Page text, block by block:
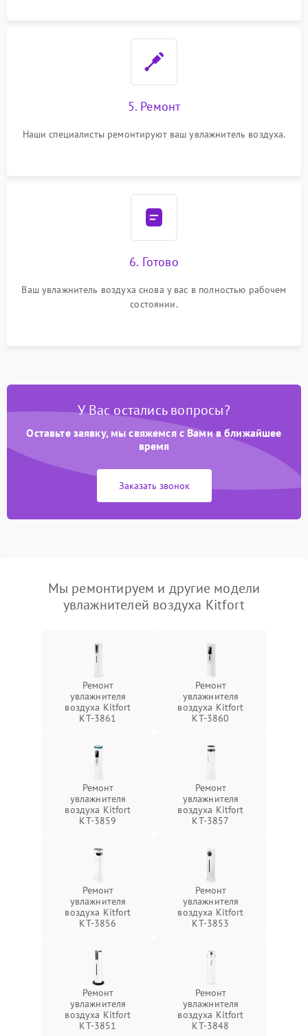
5. Ремонт
Наши специалисты ремонтируют ваш увлажнитель воздуха.
6. Готово
Ваш увлажнитель воздуха снова у вас в полностью рабочем
состоянии.
У Вас остались вопросы?
Оставьте заявку, мы свяжемся с Вами в ближайшее
время
Заказать звонок
Мы ремонтируем и другие модели
увлажнителей воздуха Kitfort
Ремонт
увлажнителя
воздуха Kitfort
КТ-3861
Ремонт
увлажнителя
воздуха Kitfort
КТ-3860
Ремонт
увлажнителя
воздуха Kitfort
КТ-3859
Ремонт
увлажнителя
воздуха Kitfort
КТ-3857
Ремонт
увлажнителя
воздуха Kitfort
КТ-3856
Ремонт
увлажнителя
воздуха Kitfort
КТ-3853
Ремонт
увлажнителя
воздуха Kitfort
КТ-3851
Ремонт
увлажнителя
воздуха Kitfort
КТ-3848